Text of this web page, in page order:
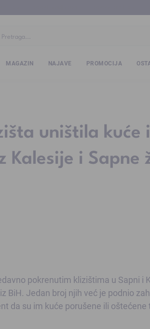
MAGAZIN NAJAVE PROMOCIJA
uništila kuće
Kalesije i Sapne
pokrenutim klizištima u Sapni i
BiH. Jedan broj njih već je podnio
da su im kuće porušene ili oštećene